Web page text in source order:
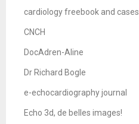
cardiology freebook and cases
CNCH
DocAdren-Aline
Dr Richard Bogle
e-echocardiography journal
Echo 3d, de belles images!